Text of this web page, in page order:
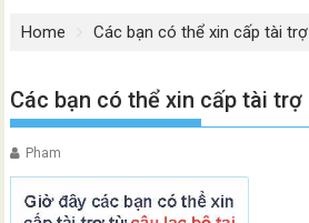
Home Các bạn có thể xin cấp tài trợ
Các bạn có thể xin cấp tài trợ
Pham